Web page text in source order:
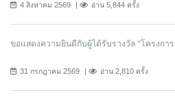
4 สิงหาคม 2569 อ่าน 5,844 ครั้ง
ขอแสดงความยินดีกับผู้ได้รับรางวัล “โครงกา
31 กรกฎาคม 2569 อ่าน 2,810 ครั้ง